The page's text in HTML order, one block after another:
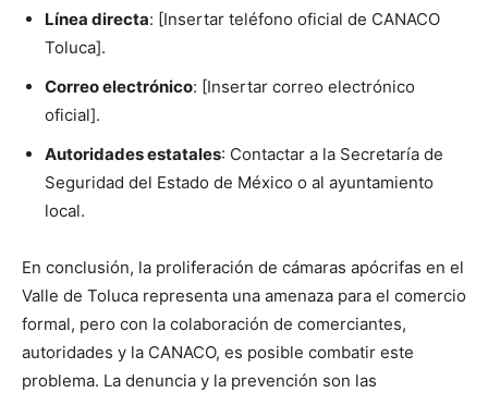
Línea directa: [Insertar teléfono oficial de CANACO
Toluca].
Correo electrónico: [Insertar correo electrónico
oficial].
Autoridades estatales: Contactar a la Secretaría de
Seguridad del Estado de México o al ayuntamiento
local.
En conclusión, la proliferación de cámaras apócrifas en el
Valle de Toluca representa una amenaza para el comercio
formal, pero con la colaboración de comerciantes,
autoridades y la CANACO, es posible combatir este
problema. La denuncia y la prevención son las